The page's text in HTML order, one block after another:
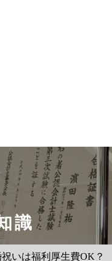
識
いは福利厚生費OK？